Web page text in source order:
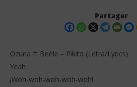
Partager
Ozuna ft Beéle – Pikito (Letra/Lyrics)
Yeah
¡Woh-woh-woh-woh-woh!